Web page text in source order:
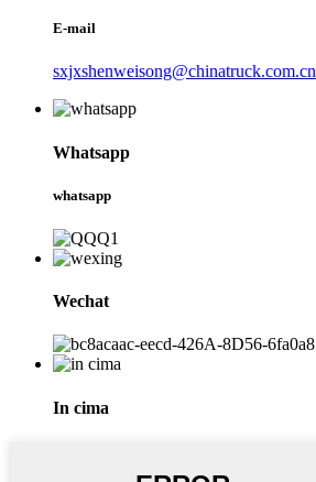
E-mail
sxjxshenweisong@chinatruck.com.cn
Whatsapp
whatsapp
Wechat
In cima